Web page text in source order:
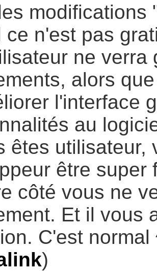
modifications
ce n'est pas
ne verra
alors
l'interface
au
êtes utilisateur,
être super
côté vous ne
Et il vous
C'est normal
)